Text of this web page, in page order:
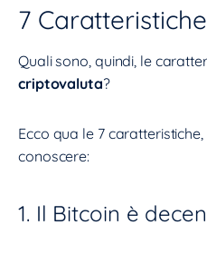
7
Quali sono, quindi, le
criptovaluta?
Ecco qua le 7
conoscere:
1. Il Bitcoin è